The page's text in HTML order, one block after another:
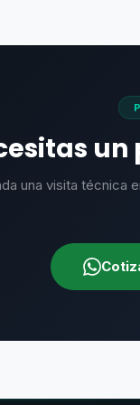
$390.000.
una visita técnica